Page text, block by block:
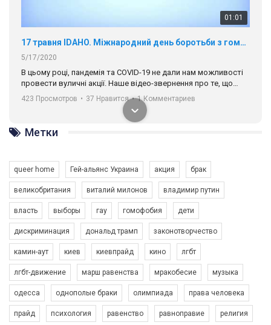
01:01
17 травня IDAHO. Міжнародний день боротьби з гомофобією трансфобією і біфобія.
5/17/2020
В цьому році, пандемія та COVІD-19 не дали нам можливості
провести вуличні акції. Наше відео-звернення про те, що
навіть коли ми у різних містах та не можемо зустрінеться, ми
разом. Ми закликаємо всіх хто поділяє цінності рівності та
солідарності, приєднатися до нас. Регіональні підрозділи
ГАУ є в 16 областях України.
Разом наш голос лунає гучніше!
423 Просмотров • 37 Нравится • 1 Комментариев
Зупинимо насильство проти ЛГБТ в Україні! Stop violence against LGBT in Ukraine!
6/30/2017
Емоційний та вражаючий промо-ролік на конкурс PACT, який
представляє програму "Гей-альянс Україна" з протидії
Метки
queer home Гей-альянс Украина акция брак
великобритания виталий милонов владимир путин
власть выборы гау гомофобия дети
дискриминация дональд трамп законотворчество
камин-аут киев киевпрайд кино лгбт
лгбт-движение марш равенства мракобесие музыка
одесса однополые браки олимпиада права человека
прайд психология равенство равноправие религия